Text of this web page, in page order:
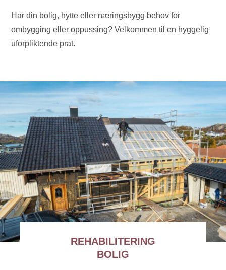
Har din bolig, hytte eller næringsbygg behov for
ombygging eller oppussing? Velkommen til en hyggelig
uforpliktende prat.
REHABILITERING
BOLIG